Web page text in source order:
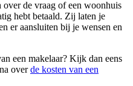
de vraag of een woonhuis
hebt betaald. Zij laten je
er aansluiten bij je wensen en
een makelaar? Kijk dan eens
overde kosten van een